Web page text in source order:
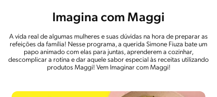
Imagina com Maggi
A vida real de algumas mulheres e suas dúvidas na hora de preparar as
refeições da família! Nesse programa, a querida Simone Fiuza bate um
papo animado com elas para juntas, aprenderem a cozinhar,
descomplicar a rotina e dar aquele sabor especial às receitas utilizando
produtos Maggi! Vem Imaginar com Maggi!